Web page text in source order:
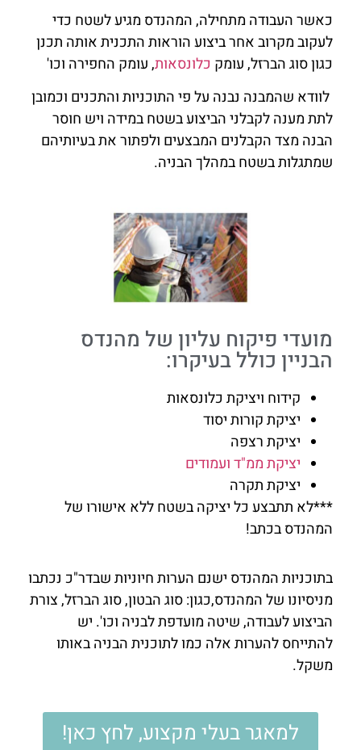
כאשר העבודה מתחילה, המהנדס מגיע לשטח כדי
לעקוב מקרוב אחר ביצוע הוראות התכנית אותה תכנן
כגון סוג הברזל, עומק כלונסאות, עומק החפירה וכו'
לוודא שהמבנה נבנה על פי התוכניות והתכנים וכמובן
לתת מענה לקבלני הביצוע בשטח במידה ויש חוסר
הבנה מצד הקבלנים המבצעים ולפתור את בעיותיהם
שמתגלות בשטח במהלך הבניה.
מועדי פיקוח עליון של מהנדס
הבניין כולל בעיקרו:
קידוח ויציקת כלונסאות
יציקת קורות יסוד
יציקת רצפה
יציקת ממ"ד ועמודים
יציקת תקרה
***לא תתבצע כל יציקה בשטח ללא אישורו של
המהנדס בכתב!
בתוכניות המהנדס ישנם הערות חיוניות שבדר"כ נכתבו
מניסיונו של המהנדס,כגון: סוג הבטון, סוג הברזל, צורת
הביצוע לעבודה, שיטה מועדפת לבניה וכו'. יש
להתייחס להערות אלה כמו לתוכנית הבניה באותו
משקל.
למאגר בעלי מקצוע, לחץ כאן!